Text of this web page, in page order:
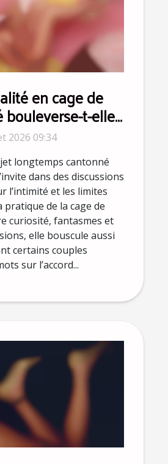
en cage de
bouleverse-t-elle
du
à Lyon ?
2026 09:34
longtemps cantonné
dans des discussions
l’intimité et les limites
pratique de la cage de
curiosité, fantasmes et
elle bouscule aussi
certains couples
sur l’accord...